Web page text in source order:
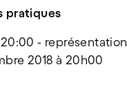
pratiques
20:00 - représentation
2018 à 20h00